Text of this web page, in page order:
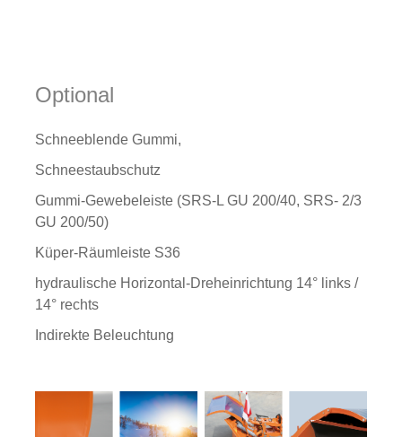
Optional
Schneeblende Gummi,
Schneestaubschutz
Gummi-Gewebeleiste (SRS-L GU 200/40, SRS- 2/3
GU 200/50)
Küper-Räumleiste S36
hydraulische Horizontal-Dreheinrichtung 14° links /
14° rechts
Indirekte Beleuchtung